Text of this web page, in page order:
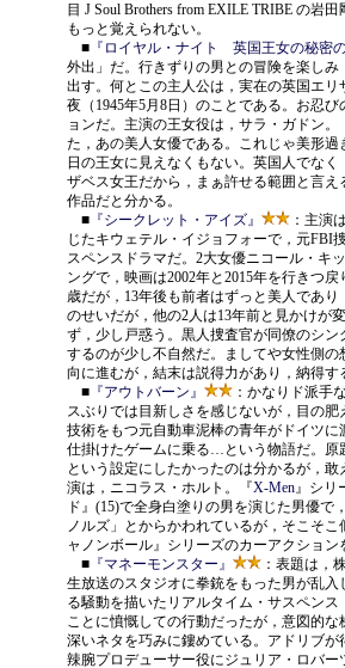
目 J Soul Brothers from EXILE TRIBE の岩
もっと覚えられない。
■ 『ロイヤル・ナイト 英国王女の秘密
外出」だ。行きずりの男との冒険を楽し
出す。何とこの主人公は，実在の英国エ
夜（1945年5月8日）のことである。お忍
ョンだ。主演の王女役は，サラ・ガドン。
た，あの美人女優である。これじゃ美形
日の王女に見えなくもない。英国人でな
ザベス女王だから，まぁ許せる範囲と言
作品だと分かる。
■ 『シークレット・アイズ』
：主演
じたキウェテル・イジョフォーで，元FBI
スペンスドラマだ。2大女優ニコール・キ
ングで，映画は2002年と2015年を行きつ
歳だが，13年後も前者はずっと美人であ
のせいだが，他の2人は13年前と見かけが
ず，少し戸惑う。黒人捜査官が同僚のシ
するのが少し不自然だ。ましてや女性側
向に進むが，結末は説得力があり，納得す
■ 『アウトバーン』
：かなりド派手
スぶりでは目新しさを感じないが，目の
技術をもつ元自動車泥棒の青年がドイツ
仕掛けたゲームに乗る…という物語だ。原
という設定にしたかったのは分かるが，
演は，ニコラス・ホルト。『X-Men』シリ
ド』(15)で全身白塗りの男を演じた男優
ノルズ」とからかわれているが，そこそ
ャノンボール』シリーズのカーアクショ
■ 『マネーモンスター』
：表題は，
生放送のスタジオに拳銃をもった男が乱
る騒動を描いたリアルタイム・サスペン
ことに憤慨しての行動だったが，意図的
深いネタを巧みに鏤めている。アドリブ
辣腕プロデューサー役にジュリア・ロバ